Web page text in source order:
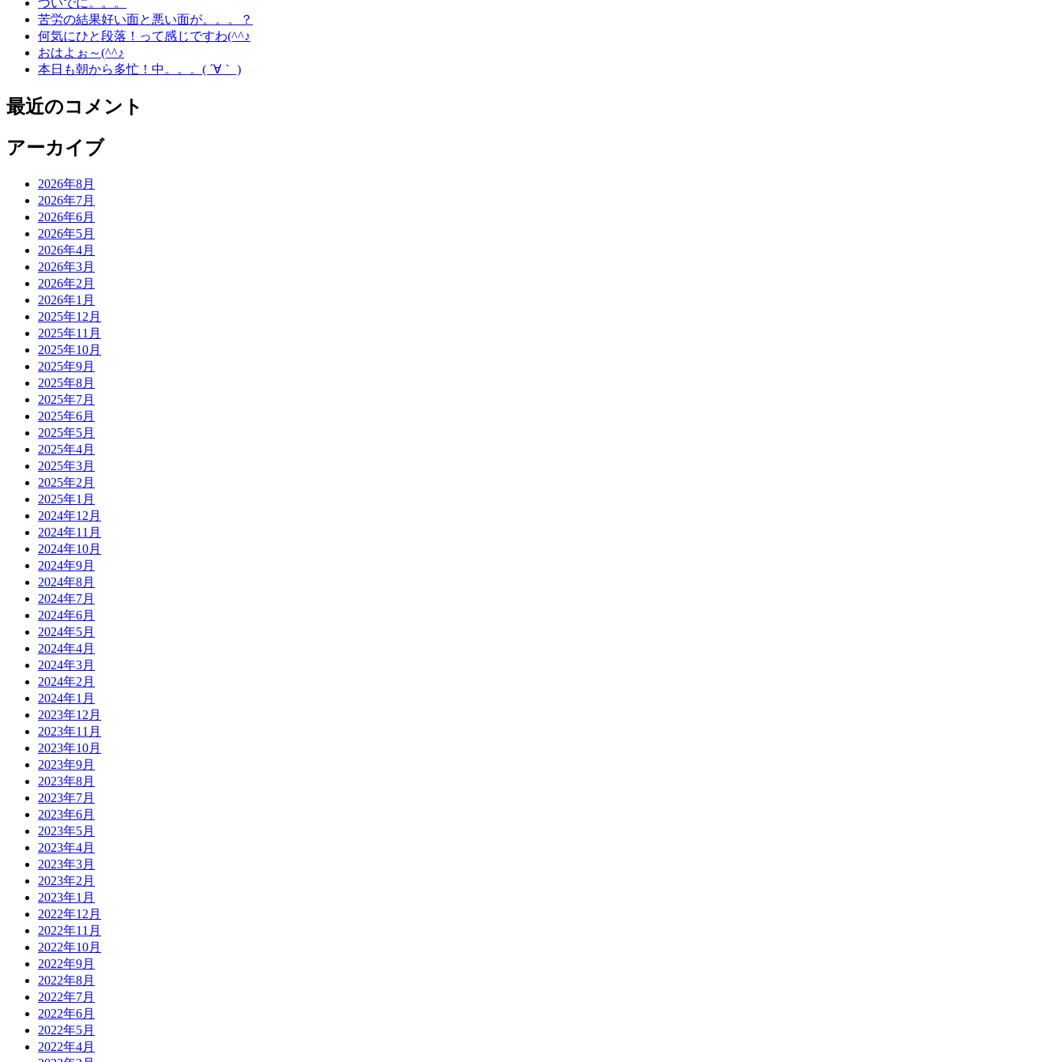
ついでに。。。
苦労の結果好い面と悪い面が。。。？
何気にひと段落！って感じですわ(^^♪
おはよぉ～(^^♪
本日も朝から多忙！中。。。( ´∀｀ )
最近のコメント
アーカイブ
2026年8月
2026年7月
2026年6月
2026年5月
2026年4月
2026年3月
2026年2月
2026年1月
2025年12月
2025年11月
2025年10月
2025年9月
2025年8月
2025年7月
2025年6月
2025年5月
2025年4月
2025年3月
2025年2月
2025年1月
2024年12月
2024年11月
2024年10月
2024年9月
2024年8月
2024年7月
2024年6月
2024年5月
2024年4月
2024年3月
2024年2月
2024年1月
2023年12月
2023年11月
2023年10月
2023年9月
2023年8月
2023年7月
2023年6月
2023年5月
2023年4月
2023年3月
2023年2月
2023年1月
2022年12月
2022年11月
2022年10月
2022年9月
2022年8月
2022年7月
2022年6月
2022年5月
2022年4月